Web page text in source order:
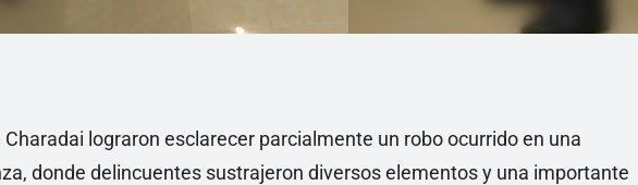
lograron esclarecer parcialmente un robo ocurrido en una
donde delincuentes sustrajeron diversos elementos y una importante